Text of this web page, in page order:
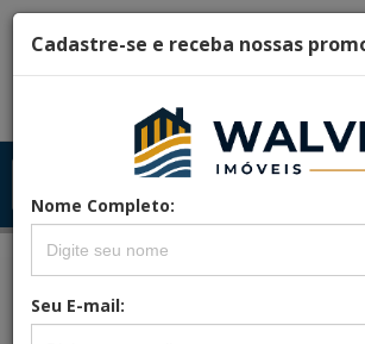
Principal
REFERÊNCIA: SETELUAS21
Cadastre-se e receba nossas
Nome Completo:
Seu E-mail: